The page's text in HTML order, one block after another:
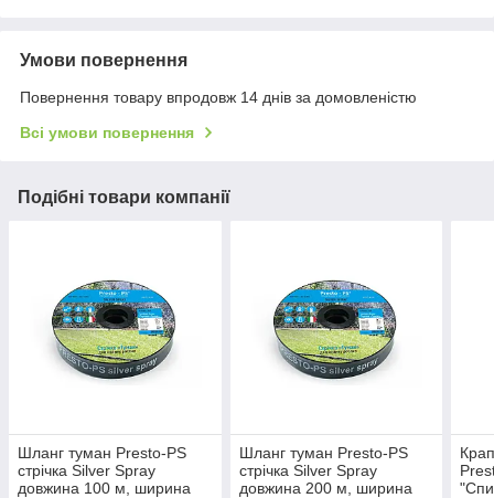
Умови повернення
Повернення товару впродовж 14 днів за домовленістю
Всі умови повернення
Подібні товари компанії
Шланг туман Presto-PS
стрічка Silver Spray
довжина 100 м, ширина
Шланг туман Presto-PS
стрічка Silver Spray
довжина 200 м, ширина